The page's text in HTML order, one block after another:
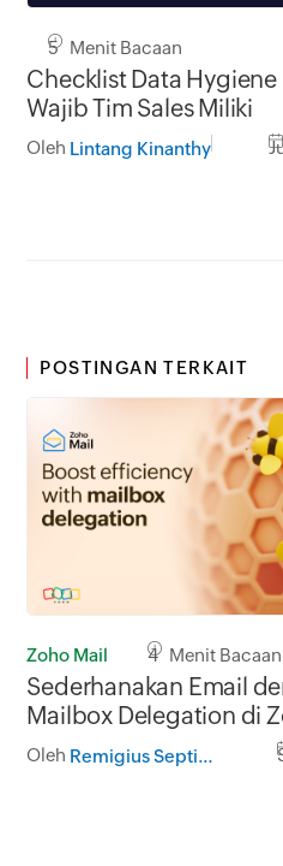
5 Menit Bacaan
Checklist Data Hygiene
Wajib Tim Sales Miliki
Oleh Lintang Kinanthy
POSTINGAN TERKAIT
Zoho Mail 4 Menit Bacaan
Sederhanakan Email
Mailbox Delegation di
Oleh Remigius Septian Hermawan